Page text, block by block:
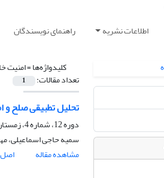
اطلاعات نشریه راهنمای نویسندگان
کلیدواژه‌ها =امنیت
تعداد مقالات: 1
تحلیل تطبیقی صلح و
دوره 12، شماره 4، زمستان 1403، صفحه
سمیه حاجی اسماعیلی،
مشاهده مقاله
اصل